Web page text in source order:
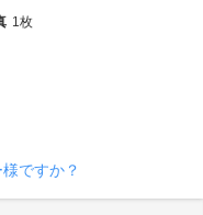
1枚
ですか？